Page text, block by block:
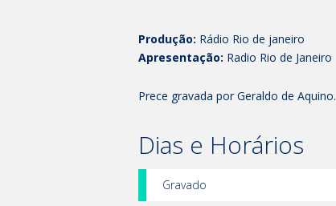
Produção: Rádio Rio de janeiro
Apresentação: Radio Rio de Janeiro
Prece gravada por Geraldo de Aquino.
Dias e Horários
Gravado